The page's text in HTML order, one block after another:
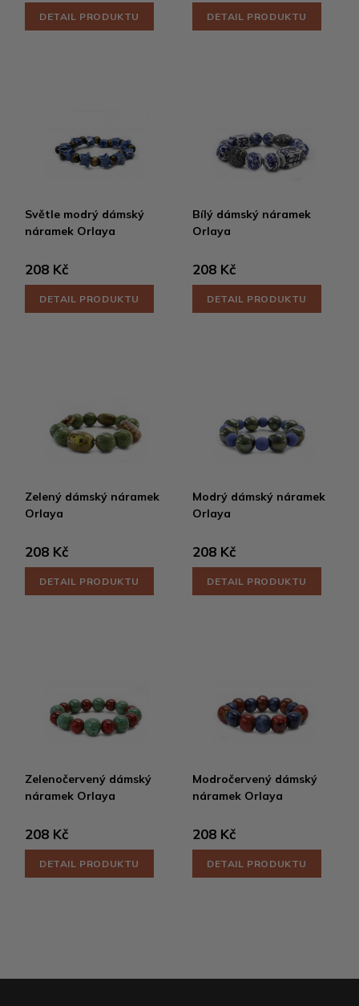
DETAIL PRODUKTU DETAIL PRODUKTU
Světle modrý dámský
náramek Orlaya
208 Kč
DETAIL PRODUKTU
Bílý dámský náramek
Orlaya
208 Kč
DETAIL PRODUKTU
Zelený dámský náramek
Orlaya
208 Kč
DETAIL PRODUKTU
Modrý dámský náramek
Orlaya
208 Kč
DETAIL PRODUKTU
Zelenočervený dámský
náramek Orlaya
208 Kč
DETAIL PRODUKTU
Modročervený dámský
náramek Orlaya
208 Kč
DETAIL PRODUKTU